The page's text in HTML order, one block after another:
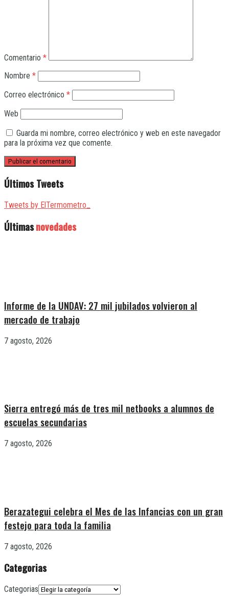
Comentario *
Nombre *
Correo electrónico *
Web
Guarda mi nombre, correo electrónico y web en este navegador
para la próxima vez que comente.
Últimos Tweets
Tweets by ElTermometro_
Últimasnovedades
Informe de la UNDAV: 27 mil jubilados volvieron al
mercado de trabajo
7 agosto, 2026
Sierra entregó más de tres mil netbooks a alumnos de
escuelas secundarias
7 agosto, 2026
Berazategui celebra el Mes de las Infancias con un gran
festejo para toda la familia
7 agosto, 2026
Categorias
Categorias